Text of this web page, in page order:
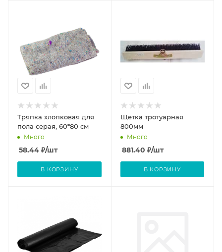
Тряпка хлопковая для
пола серая, 60*80 см
Много
58.44 ₽/шт
В КОРЗИНУ
Щетка тротуарная
800мм
Много
881.40 ₽/шт
В КОРЗИНУ